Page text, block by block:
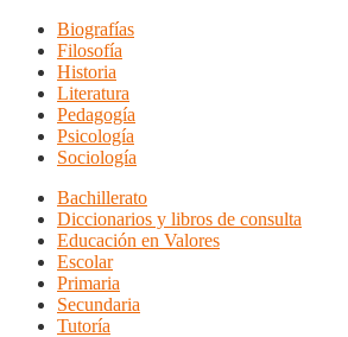
Biografías
Filosofía
Historia
Literatura
Pedagogía
Psicología
Sociología
Bachillerato
Diccionarios y libros de consulta
Educación en Valores
Escolar
Primaria
Secundaria
Tutoría